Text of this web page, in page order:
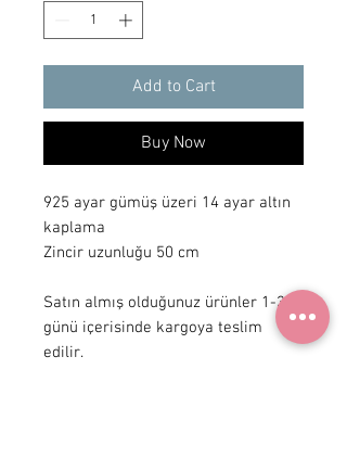
Add to Cart
Buy Now
925 ayar gümüş üzeri 14 ayar altın
kaplama
Zincir uzunluğu 50 cm
Satın almış olduğunuz ürünler 1-3 iş
günü içerisinde kargoya teslim
edilir.